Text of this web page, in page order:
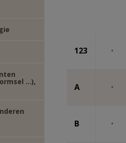
...),
123
A
B